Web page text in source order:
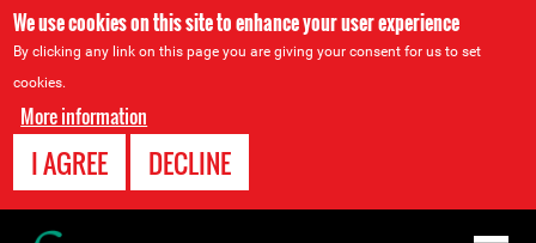
We use cookies on this site to enhance your user experience
By clicking any link on this page you are giving your consent for us to set
cookies.
More information
I AGREE DECLINE
Back